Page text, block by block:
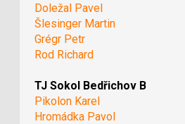
Doležal Pavel
Šlesinger Martin
Grégr Petr
Rod Richard
TJ Sokol Bedřichov B
Pikolon Karel
Hromádka Pavol